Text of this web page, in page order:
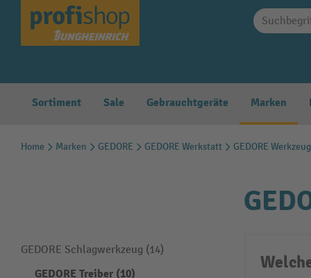
Zur Hauptnavigation springen
Sortiment Sale Gebrauchtgeräte Marken
Home Marken GEDORE GEDORE Werkstatt GEDORE Werkzeug
GEDORE Schlagwerkzeug (14)
GEDORE Treiber (10)